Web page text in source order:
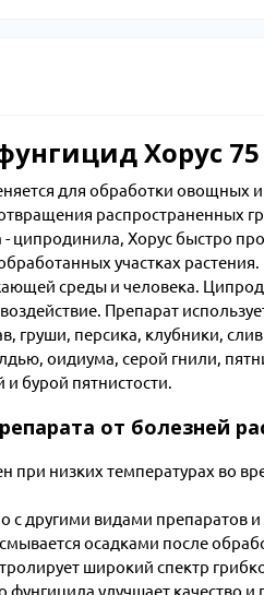
Хорус
для обработки овощных
распространенных
ципродинила, Хорус быстро
участках
среды и человека.
Препарат
груши, персика, клубники,
оидиума, серой гнили,
бурой пятнистости.
от болезней
при низких температурах во
с другими видами препаратов
осадками после
широкий спектр